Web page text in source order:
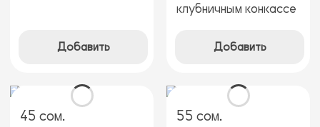
Добавить
клубничным конкассе
Добавить
45 сом. 55 сом.